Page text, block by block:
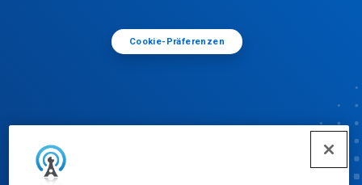
Cookie-Präferenzen